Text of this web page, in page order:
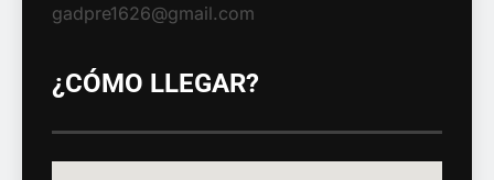
gadpre1626@gmail.com
¿CÓMO LLEGAR?